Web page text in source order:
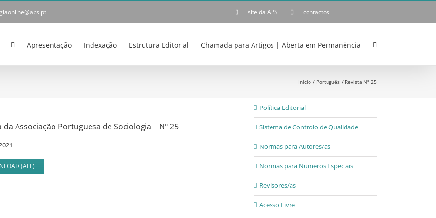
site da APS contactos
Apresentação Indexação Estrutura Editorial Chamada para Artigos | Aberta em Permanência
Início Português Revista Nº 25
da Associação Portuguesa de Sociologia – Nº 25
(ALL)
Política Editorial
Sistema de Controlo de Qualidade
Normas para Autores/as
Normas para Números Especiais
Revisores/as
Acesso Livre